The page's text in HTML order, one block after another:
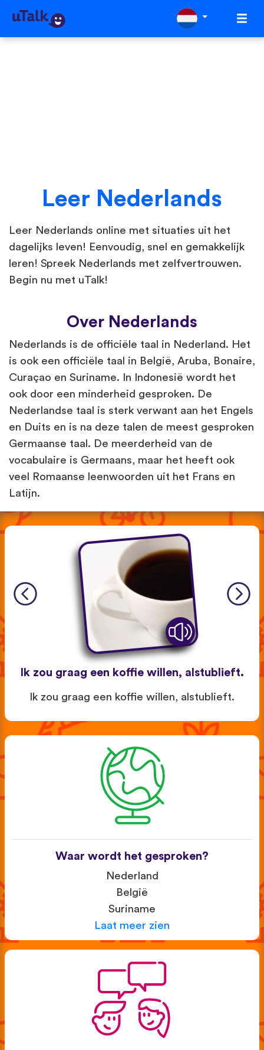
Leer Nederlands
Leer Nederlands online met situaties uit het
dagelijks leven! Eenvoudig, snel en gemakkelijk
leren! Spreek Nederlands met zelfvertrouwen.
Begin nu met uTalk!
Over Nederlands
Nederlands is de officiële taal in Nederland. Het
is ook een officiële taal in België, Aruba, Bonaire,
Curaçao en Suriname. In Indonesië wordt het
ook door een minderheid gesproken. De
Nederlandse taal is sterk verwant aan het Engels
en Duits en is na deze talen de meest gesproken
Germaanse taal. De meerderheid van de
vocabulaire is Germaans, maar het heeft ook
veel Romaanse leenwoorden uit het Frans en
Latijn.
Ik zou graag een koffie willen, alstublieft.
Ik zou graag een koffie willen, alstublieft.
Waar wordt het gesproken?
Nederland
België
Suriname
Laat meer zien